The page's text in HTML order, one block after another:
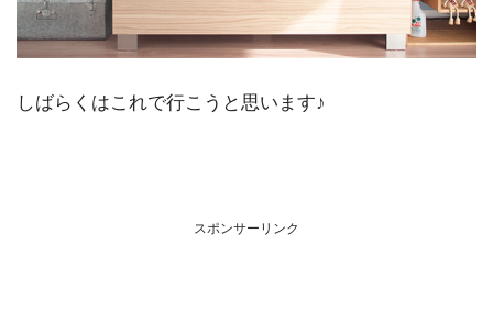
しばらくはこれで行こうと思います♪
スポンサーリンク